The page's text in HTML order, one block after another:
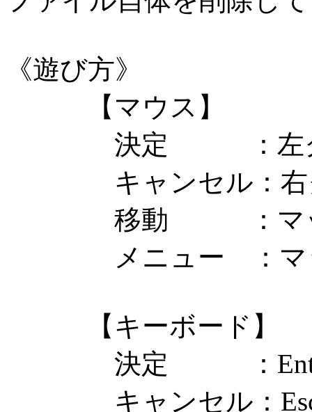
《遊び方》
【マウス】
決定 ：左ク
キャンセル：右
移動 ：マップ
メニュー ：マッ
【キーボード】
決定 ：Enter
キャンセル：Esc